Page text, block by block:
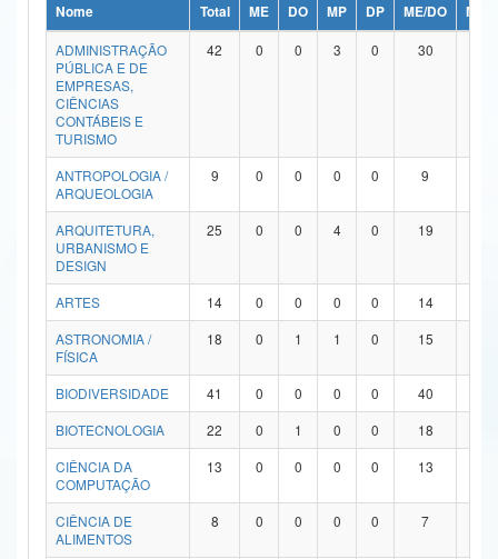
Ministério da Ciência, Tecnologia, Inovações e Comunicações
Ministério do Meio Ambiente
Ministério do Turismo
Ministério do Desenvolvimento Regional
Controladoria-Geral da União
Ministério da Mulher, da Família e dos Direitos Humanos
Secretaria de Governo
Advocacia-Geral da União
Banco Central do Brasil
Nome Total ME DO MP DP ME/DO
MP/
ADMINISTRAÇÃO
PÚBLICA E DE
EMPRESAS,
CIÊNCIAS
CONTÁBEIS E
TURISMO
42 0 0 3 0 30
ANTROPOLOGIA /
ARQUEOLOGIA
9 0 0 0 0 9
ARQUITETURA,
URBANISMO E
DESIGN
25 0 0 4 0 19
ARTES 14 0 0 0 0 14
ASTRONOMIA /
FÍSICA
18 0 1 1 0 15
BIODIVERSIDADE 41 0 0 0 0 40
BIOTECNOLOGIA
22 0 1 0 0 18
CIÊNCIA DA
COMPUTAÇÃO
13 0 0 0 0 13
CIÊNCIA DE
ALIMENTOS
8 0 0 0 0 7